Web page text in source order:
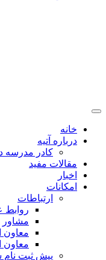
خانه
درباره آتیه
کادر مدرسه
مقالات مفید
اخبار
امکانات
ارتباطات
روابط
مشاور
معاون
معاون
پیش ثبت